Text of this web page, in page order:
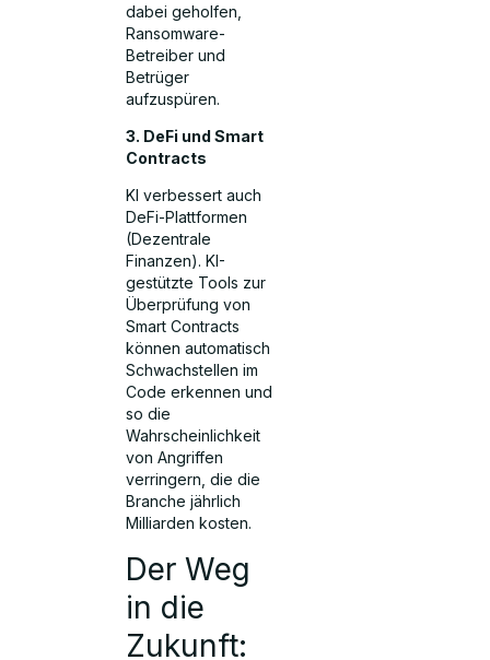
dabei geholfen,
Ransomware-
Betreiber und
Betrüger
aufzuspüren.
3. DeFi und Smart
Contracts
KI verbessert auch
DeFi-Plattformen
(Dezentrale
Finanzen). KI-
gestützte Tools zur
Überprüfung von
Smart Contracts
können automatisch
Schwachstellen im
Code erkennen und
so die
Wahrscheinlichkeit
von Angriffen
verringern, die die
Branche jährlich
Milliarden kosten.
Der Weg
in die
Zukunft: